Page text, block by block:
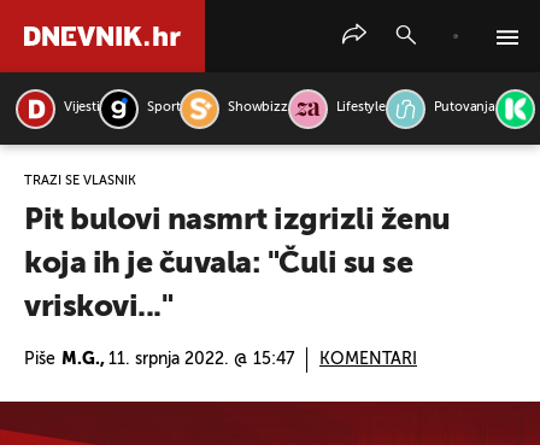
Vijesti Sport Showbizz Lifestyle Putovanja
TRAŽI SE VLASNIK
Pit bulovi nasmrt izgrizli ženu
koja ih je čuvala: "Čuli su se
vriskovi..."
Piše M.G., 11. srpnja 2022. @ 15:47 KOMENTARI
PRETRAŽITE VIJESTI